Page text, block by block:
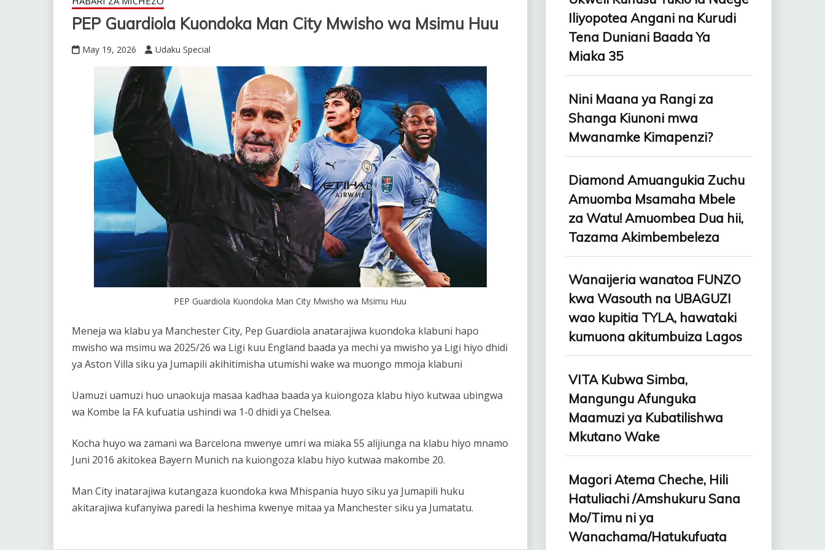
PEP Guardiola Kuondoka Man City Mwisho wa Msimu Huu
May 19, 2026 Udaku Special
PEP Guardiola Kuondoka Man City Mwisho wa Msimu Huu
Meneja wa klabu ya Manchester City, Pep Guardiola anatarajiwa kuondoka klabuni hapo
mwisho wa msimu wa 2025/26 wa Ligi kuu England baada ya mechi ya mwisho ya Ligi hiyo dhidi
ya Aston Villa siku ya Jumapili akihitimisha utumishi wake wa muongo mmoja klabuni
Uamuzi uamuzi huo unaokuja masaa kadhaa baada ya kuiongoza klabu hiyo kutwaa ubingwa
wa Kombe la FA kufuatia ushindi wa 1-0 dhidi ya Chelsea.
Kocha huyo wa zamani wa Barcelona mwenye umri wa miaka 55 alijiunga na klabu hiyo mnamo
Juni 2016 akitokea Bayern Munich na kuiongoza klabu hiyo kutwaa makombe 20.
Man City inatarajiwa kutangaza kuondoka kwa Mhispania huyo siku ya Jumapili huku
akitarajiwa kufanyiwa paredi la heshima kwenye mitaa ya Manchester siku ya Jumatatu.
Iliyopotea Angani na Kurudi
Tena Duniani Baada Ya
Miaka 35
Nini Maana ya Rangi za
Shanga Kiunoni mwa
Mwanamke Kimapenzi?
Diamond Amuangukia Zuchu
Amuomba Msamaha Mbele
za Watu! Amuombea Dua hii,
Tazama Akimbembeleza
Wanaijeria wanatoa FUNZO
kwa Wasouth na UBAGUZI
wao kupitia TYLA, hawataki
kumuona akitumbuiza Lagos
VITA Kubwa Simba,
Mangungu Afunguka
Maamuzi ya Kubatilishwa
Mkutano Wake
Magori Atema Cheche, Hili
Hatuliachi /Amshukuru Sana
Mo/Timu ni ya
Wanachama/Hatukufuata